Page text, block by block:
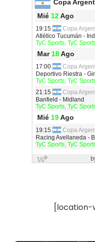
[location-